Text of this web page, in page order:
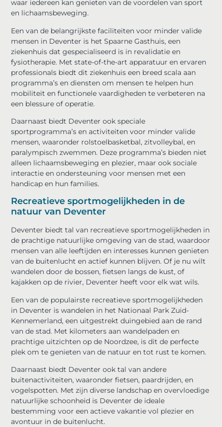
waar iedereen kan genieten van de voordelen van sport
en lichaamsbeweging.
Een van de belangrijkste faciliteiten voor minder valide
mensen in Deventer is het Spaarne Gasthuis, een
ziekenhuis dat gespecialiseerd is in revalidatie en
fysiotherapie. Met state-of-the-art apparatuur en ervaren
professionals biedt dit ziekenhuis een breed scala aan
programma’s en diensten om mensen te helpen hun
mobiliteit en functionele vaardigheden te verbeteren na
een blessure of operatie.
Daarnaast biedt Deventer ook speciale
sportprogramma’s en activiteiten voor minder valide
mensen, waaronder rolstoelbasketbal, zitvolleybal, en
paralympisch zwemmen. Deze programma’s bieden niet
alleen lichaamsbeweging en plezier, maar ook sociale
interactie en ondersteuning voor mensen met een
handicap en hun families.
Recreatieve sportmogelijkheden in de
natuur van Deventer
Deventer biedt tal van recreatieve sportmogelijkheden in
de prachtige natuurlijke omgeving van de stad, waardoor
mensen van alle leeftijden en interesses kunnen genieten
van de buitenlucht en actief kunnen blijven. Of je nu wilt
wandelen door de bossen, fietsen langs de kust, of
kajakken op de rivier, Deventer heeft voor elk wat wils.
Een van de populairste recreatieve sportmogelijkheden
in Deventer is wandelen in het Nationaal Park Zuid-
Kennemerland, een uitgestrekt duingebied aan de rand
van de stad. Met kilometers aan wandelpaden en
prachtige uitzichten op de Noordzee, is dit de perfecte
plek om te genieten van de natuur en tot rust te komen.
Daarnaast biedt Deventer ook tal van andere
buitenactiviteiten, waaronder fietsen, paardrijden, en
vogelspotten. Met zijn diverse landschap en overvloedige
natuurlijke schoonheid is Deventer de ideale
bestemming voor een actieve vakantie vol plezier en
avontuur in de buitenlucht.